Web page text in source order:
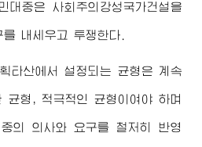
중은 사회주의강성국가건설을
내세우고 투쟁한다.
타산에서 설정되는 균형은 계속
균형, 적극적인 균형이여야 하며
의 의사와 요구를 철저히 반영